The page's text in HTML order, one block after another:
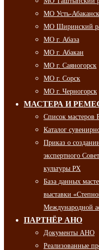
МО Усть-
МО Ширинский
МО г. Абаза
МО г. Абакан
МО г. Саяногорск
МО г. Сорск
МО г. Черногорск
МАСТЕРА И
Список мастеров
Каталог
Приказ о
экспертного
культуры РХ
База данных
выставки
Международной
ПАРТНЁР АНО
Документы АНО
Реализованные